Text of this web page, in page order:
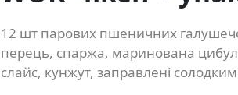
12 шт парових пшеничних
перець, спаржа, маринована
слайс, кунжут, заправлені